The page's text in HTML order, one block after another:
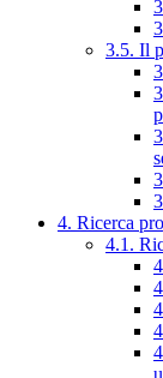
3.5. Il
4. Ricerca
4.1.